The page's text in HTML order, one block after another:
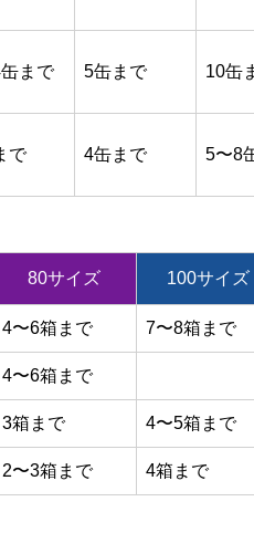
まで 5缶まで 10缶
で 4缶まで 5〜8
80サイズ 100サイズ
4〜6箱まで 7〜8箱まで
4〜6箱まで
3箱まで 4〜5箱まで
2〜3箱まで 4箱まで